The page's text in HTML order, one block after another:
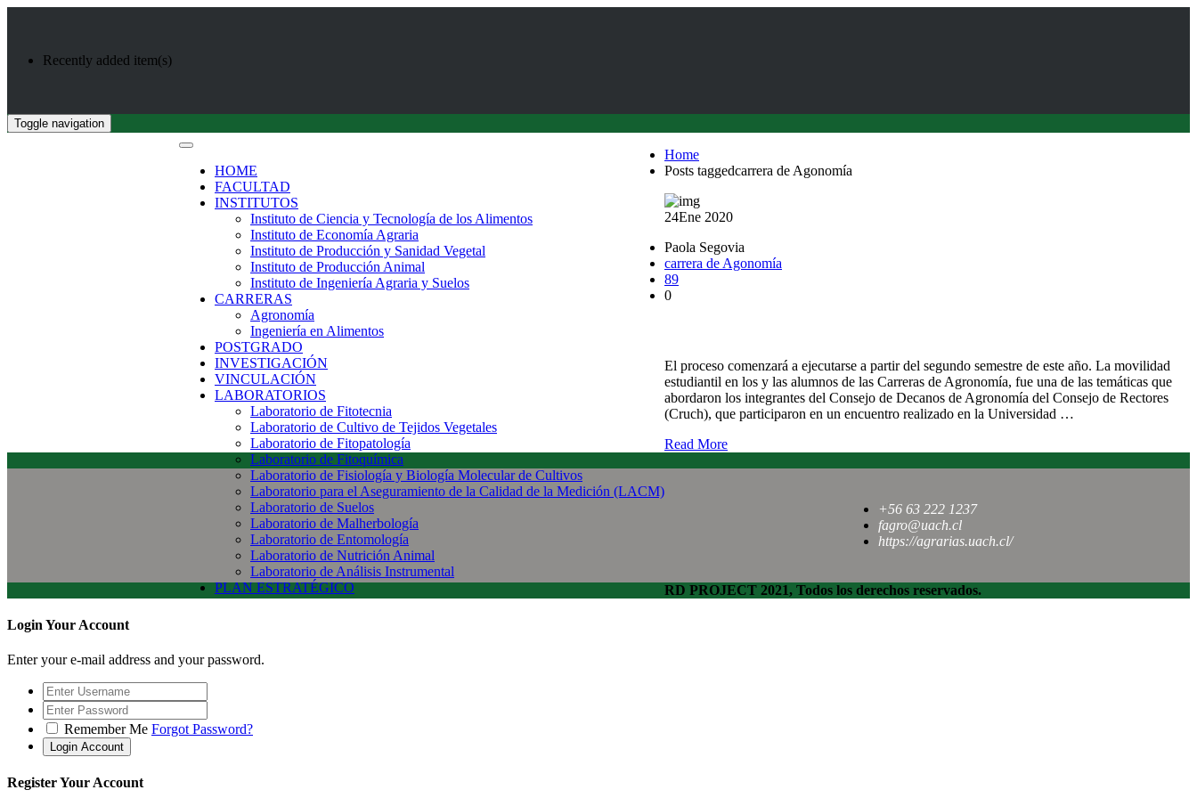
Recently added item(s)
Toggle navigation
HOME
FACULTAD
INSTITUTOS
Instituto de Ciencia y Tecnología de los Alimentos
Instituto de Economía Agraria
Instituto de Producción y Sanidad Vegetal
Instituto de Producción Animal
Instituto de Ingeniería Agraria y Suelos
CARRERAS
Agronomía
Ingeniería en Alimentos
POSTGRADO
INVESTIGACIÓN
VINCULACIÓN
LABORATORIOS
Laboratorio de Fitotecnia
Laboratorio de Cultivo de Tejidos Vegetales
Laboratorio de Fitopatología
Laboratorio de Fitoquímica
Laboratorio de Fisiología y Biología Molecular de Cultivos
Laboratorio para el Aseguramiento de la Calidad de la Medición (LACM)
Laboratorio de Suelos
Laboratorio de Malherbología
Laboratorio de Entomología
Laboratorio de Nutrición Animal
Laboratorio de Análisis Instrumental
PLAN ESTRATÉGICO
Home
Posts taggedcarrera de Agonomía
24Ene 2020
Paola Segovia
carrera de Agonomía
89
0
El proceso comenzará a ejecutarse a partir del segundo semestre de este año. La movilidad
estudiantil en los y las alumnos de las Carreras de Agronomía, fue una de las temáticas que
abordaron los integrantes del Consejo de Decanos de Agronomía del Consejo de Rectores
(Cruch), que participaron en un encuentro realizado en la Universidad …
Read More
+56 63 222 1237
fagro@uach.cl
https://agrarias.uach.cl/
RD PROJECT 2021, Todos los derechos reservados.
Login Your Account
Enter your e-mail address and your password.
Remember Me Forgot Password?
Register Your Account